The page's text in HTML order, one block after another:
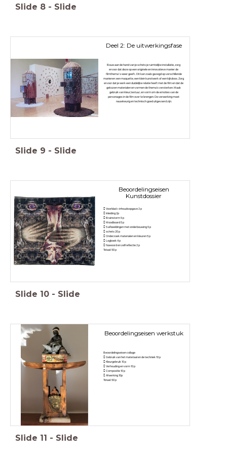
Slide 8 - Slide
Deel 2: De uitwerkingsfase
Bouw aan de hand van je schets je ruimtelijke installatie, zorg
ervoor dat deze op een originele en innovatieve manier de
filmthema’s weer geeft.. Dit kan zoals gezegd op verschillende
manieren: een maquette, een klein kunstwerk of een kijkdoos. Zorg
ervoor dat je werk een duidelijke relatie heeft met de film en dat de
gekozen materialen en vormen de thema's versterken. Maak
gebruik van kleur,textuur, en vorm om de emoties van de
personages in de film over te brengen. De verwerking moet
nauwkeurig en technisch goed uitgevoerd zijn.
Slide 9 - Slide
Beoordelingseisen
Kunstdossier
 Voorblad + inhoudsopgave 2 p
 Inleiding 2p
 Brainstorm 5 p
 Moodboard 5 p
 5 afbeeldingen met onderbouwing 5 p
 schets 20 p
 Onderzoek materialen en kleuren 5 p
 Logboek 4 p
 Nawoord en zelfreflectie 2 p
Totaal: 50 p
Slide 10 - Slide
Beoordelingseisen werkstuk
Beoordelingseisen collage
 Gebruik van het materiaal en de techniek 10 p
 Kleurgebruik 10 p
 Verhouding en vorm 10 p
 Compositie 10 p
 Afwerking 10p
Totaal: 50 p
Slide 11 - Slide